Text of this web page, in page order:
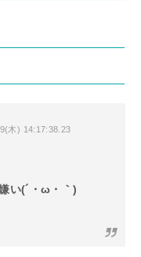
木) 14:17:38.23
い(´・ω・｀)